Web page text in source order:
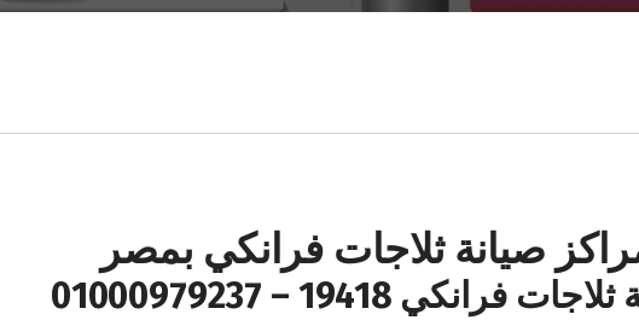
صيانة ثلاجات فرانكي بمصر
فرانكي 19418 – 01000979237